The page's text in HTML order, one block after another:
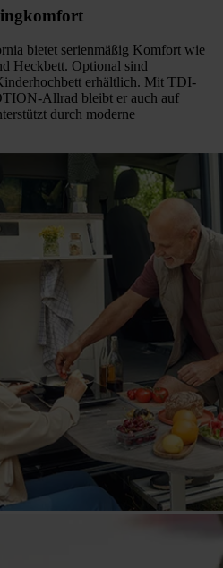
bietet serienmäßig Komfort wie
Heckbett. Optional sind
erhältlich. Mit TDI-
Allrad bleibt er auch auf
durch moderne